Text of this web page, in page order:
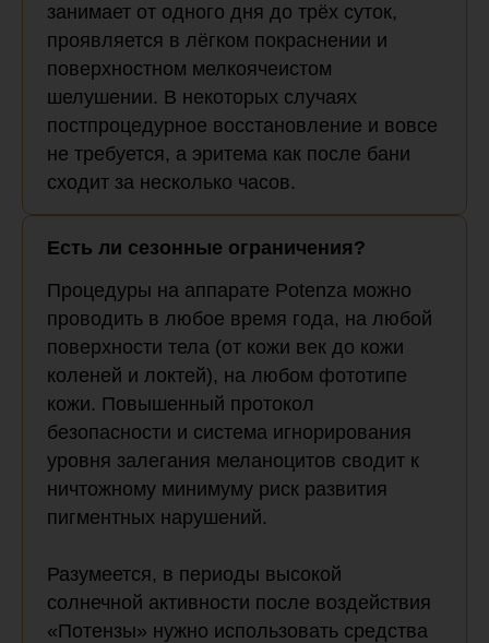
занимает от одного дня до трёх суток,
проявляется в лёгком покраснении и
поверхностном мелкоячеистом
шелушении. В некоторых случаях
постпроцедурное восстановление и вовсе
не требуется, а эритема как после бани
сходит за несколько часов.
Есть ли сезонные ограничения?
Процедуры на аппарате Potenza можно
проводить в любое время года, на любой
поверхности тела (от кожи век до кожи
коленей и локтей), на любом фототипе
кожи. Повышенный протокол
безопасности и система игнорирования
уровня залегания меланоцитов сводит к
ничтожному минимуму риск развития
пигментных нарушений.
Разумеется, в периоды высокой
солнечной активности после воздействия
«Потензы» нужно использовать средства